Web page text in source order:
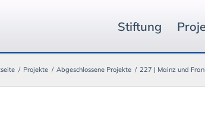
Stiftung
/ Projekte / Abgeschlossene Projekte / 227 | Mainz und